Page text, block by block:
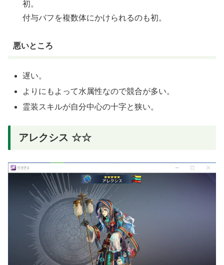
初。
付与バフを複数体にかけられるのも初。
悪いところ
遅い。
よりにもよって水属性なので競合が多い。
霊装スキルが自分中心の十字と狭い。
アレクシス ☆☆